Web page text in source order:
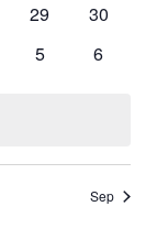
0
29
0
30
0
5
0
6
Sep